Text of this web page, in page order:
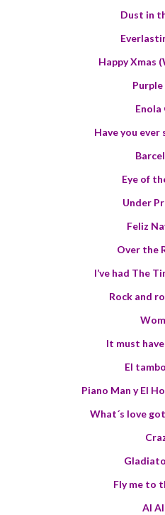
Dust in
Happy Xmas
Purple
Enola
Have you ever
Eye of
Under
Feliz
Over the
I’ve had The
Rock and
It must
El
Piano Man y El
What´s love
Fly me to
Al